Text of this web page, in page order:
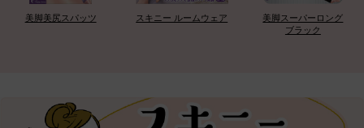
美脚美尻スパッツ スキニー ルームウェア
美脚スーパーロング
ブラック